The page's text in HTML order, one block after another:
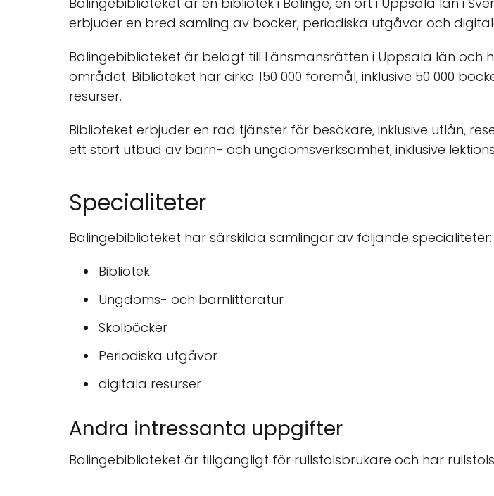
erbjuder en bred samling av böcker, periodiska utgåvor och
Bälingebiblioteket är belagt till Länsmansrätten i Uppsala län
området. Biblioteket har cirka 150 000 föremål, inklusive 50 000
resurser.
Biblioteket erbjuder en rad tjänster för besökare, inklusive utlån,
ett stort utbud av barn- och ungdomsverksamhet, inklusive
Specialiteter
Bälingebiblioteket har särskilda samlingar av följande specialiteter:
Bibliotek
Ungdoms- och barnlitteratur
Skolböcker
Periodiska utgåvor
digitala resurser
Andra intressanta uppgifter
Bälingebiblioteket är tillgängligt för rullstolsbrukare och har